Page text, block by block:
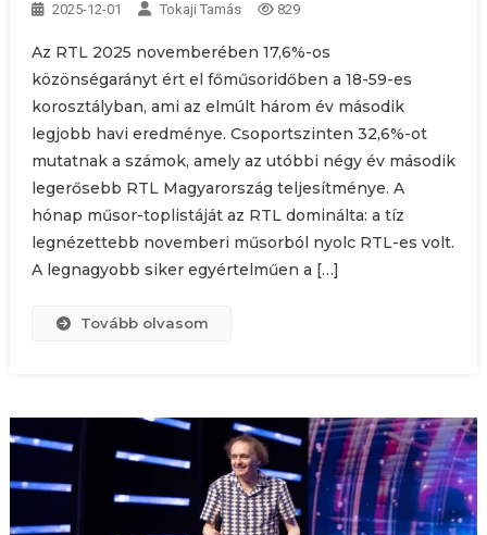
2025-12-01 Tokaji Tamás 829
Az RTL 2025 novemberében 17,6%-os
közönségarányt ért el főműsoridőben a 18-59-es
korosztályban, ami az elmúlt három év második
legjobb havi eredménye. Csoportszinten 32,6%-ot
mutatnak a számok, amely az utóbbi négy év második
legerősebb RTL Magyarország teljesítménye. A
hónap műsor-toplistáját az RTL dominálta: a tíz
legnézettebb novemberi műsorból nyolc RTL-es volt.
A legnagyobb siker egyértelműen a […]
Tovább olvasom